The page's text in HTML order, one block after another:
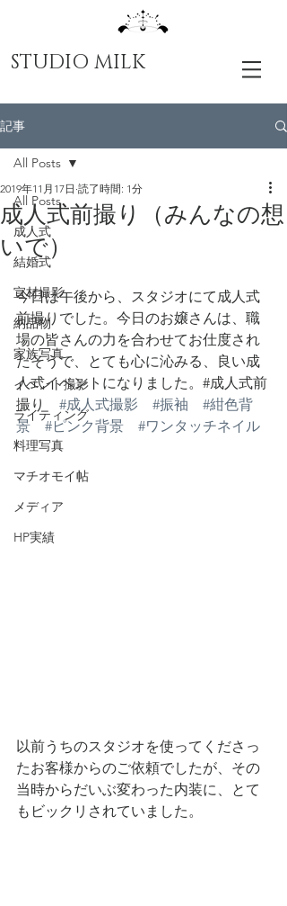
STUDIO MILK
記事
All Posts
成人式
結婚式
宣材撮影
納品物
家族写真
イベント撮影
ライティング
料理写真
マチオモイ帖
メディア
HP実績
All Posts
成人式前撮り（みんなの想
いで）
2019年11月17日 読了時間: 1分
今日は午後から、スタジオにて成人式
前撮りでした。今日のお嬢さんは、職
場の皆さんの力を合わせてお仕度され
たそうで、とても心に沁みる、良い成
人式イベントになりました。#成人式前
撮り #成人式撮影 #振袖
#紺色背
景
#ピンク背景 #ワンタッチネイル
以前うちのスタジオを使ってくださっ
たお客様からのご依頼でしたが、その
当時からだいぶ変わった内装に、とて
もビックリされていました。